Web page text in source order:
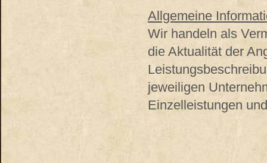
Allgemeine
Wir handeln als
die Aktualität der
jeweiligen
Einzelleistungen